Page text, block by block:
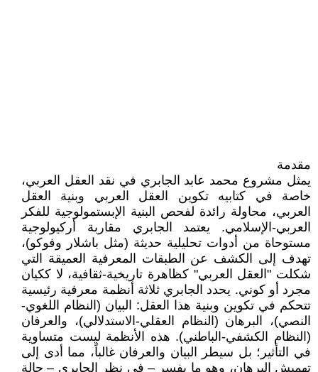
مقدمة
يمثل مشروع محمد عابد الجابري في نقد العقل العربي،
خاصة في كتابيه تكوين العقل العربي وبنية العقل
العربي، محاولة رائدة لفحص البنية الإبستمولوجية للفكر
العربي-الإسلامي. يعتمد الجابري مقاربة أركيولوجية
مستوحاة من أدوات تحليلية حديثة (مثل باشلار وفوكو)،
تهدف إلى الكشف عن الطبقات المعرفية العميقة التي
شكلت "العقل العربي" كظاهرة تاريخية-ثقافية، لا ككيان
مجرد أو كوني. يحدد الجابري ثلاثة أنظمة معرفية رئيسية
تتحكم في تكوين وبنية هذا العقل: البيان (النظام اللغوي-
النصي)، البرهان (النظام العقلي-الاستدلالي)، والعرفان
(النظام الكشفي-الباطني). هذه الأنظمة ليست متساوية
في التأثير؛ بل سيطر البيان والعرفان غالباً، مما أدى إلى
تهميش البرهان، وهو ما يفسر – في نظر الجابري – حالة